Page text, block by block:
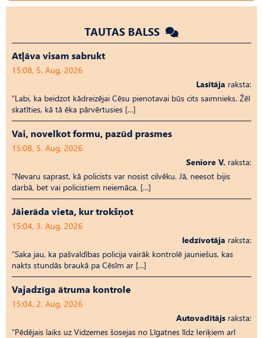
TAUTAS BALSS
Atļāva visam sabrukt
15:08, 5. Aug, 2026
Lasītāja raksta:
“Labi, ka beidzot kādreizējai Cēsu pienotavai būs cits saimnieks. Žēl
skatīties, kā tā ēka pārvērtusies […]
Vai, novelkot formu, pazūd prasmes
15:08, 5. Aug, 2026
Seniore V. raksta:
“Nevaru saprast, kā policists var nosist cilvēku. Jā, neesot bijis
darbā, bet vai policistiem neiemāca, […]
Jāierāda vieta, kur trokšņot
15:04, 3. Aug, 2026
Iedzīvotāja raksta:
“Saka jau, ka pašvaldības policija vairāk kontrolē jauniešus, kas
nakts stundās braukā pa Cēsīm ar […]
Vajadzīga ātruma kontrole
15:04, 2. Aug, 2026
Autovadītājs raksta:
“Pēdējais laiks uz Vid­ze­mes šosejas no Līgatnes līdz Ieriķiem arī